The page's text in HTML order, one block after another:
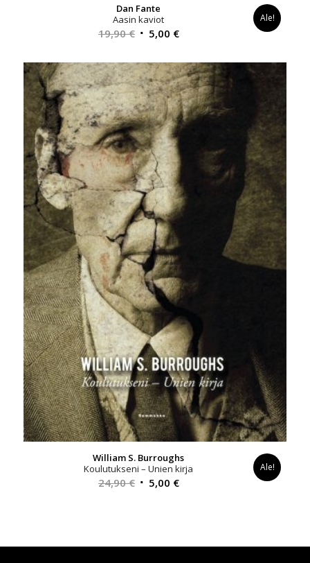
Dan Fante
Aasin kaviot
19,90€ Alkuperäinen
oli:
19,90 €.
5,00 €Nykyinen
on:
5,00 €.
Ale!
William S. Burroughs
Koulutukseni – Unien kirja
24,90€ Alkuperäinen
5,00 €Nykyinen
Ale!